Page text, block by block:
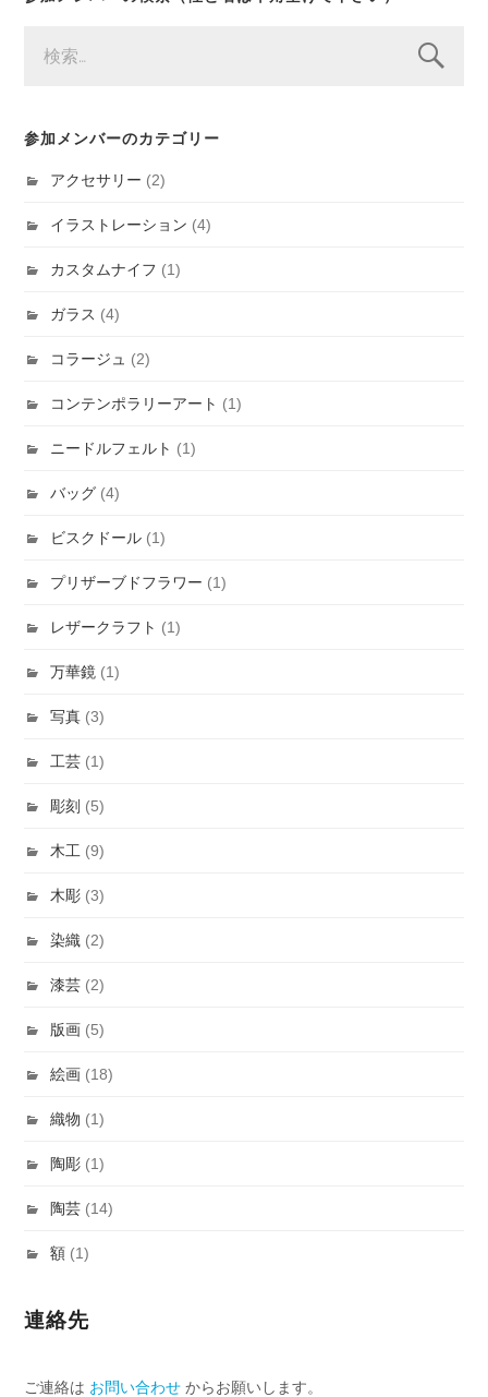
索:
参加メンバーのカテゴリー
アクセサリー (2)
イラストレーション (4)
カスタムナイフ (1)
ガラス (4)
コラージュ (2)
コンテンポラリーアート (1)
ニードルフェルト (1)
バッグ (4)
ビスクドール (1)
プリザーブドフラワー (1)
レザークラフト (1)
万華鏡 (1)
写真 (3)
工芸 (1)
彫刻 (5)
木工 (9)
木彫 (3)
染織 (2)
漆芸 (2)
版画 (5)
絵画 (18)
織物 (1)
陶彫 (1)
陶芸 (14)
額 (1)
連絡先
ご連絡は お問い合わせ からお願いします。